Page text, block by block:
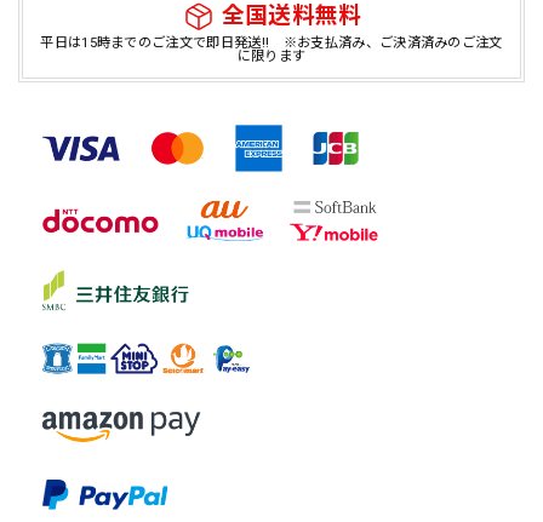
全国送料無料
平日は15時までのご注文で即日発送!! ※お支払済み、ご決済済みのご注文
に限ります